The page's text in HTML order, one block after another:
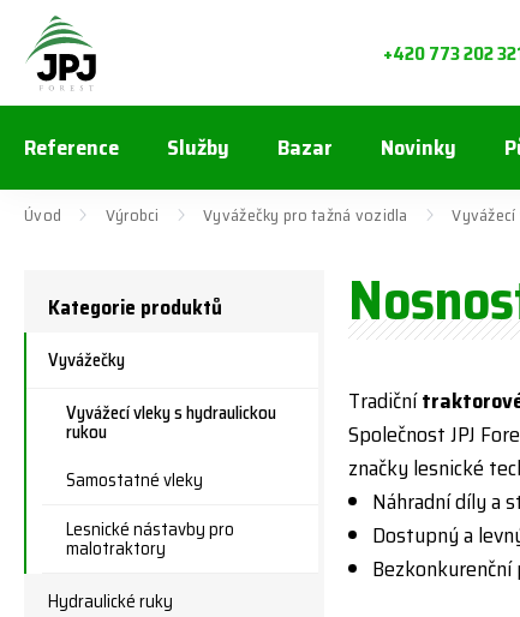
+420 773 202
Reference Služby Bazar Novinky
Úvod Výrobci Vyvážečky pro tažná vozidla
Kategorie produktů
Vyvážečky
Vyvážecí vleky s hydraulickou
rukou
Samostatné vleky
Lesnické nástavby pro
malotraktory
Hydraulické ruky
Tradiční
Společnost JPJ
značky lesnické
Náhradní díly a
Dostupný a